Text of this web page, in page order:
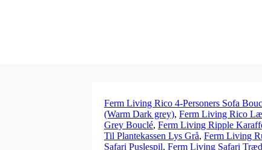
Ferm Living Rico 4-Personers Sofa
(Warm Dark grey), Ferm Living Rico
Grey Bouclé, Ferm Living Ripple
Til Plantekassen Lys Grå, Ferm Living
Safari Puslespil, Ferm Living Safari